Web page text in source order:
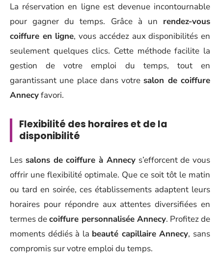
La réservation en ligne est devenue incontournable
pour gagner du temps. Grâce à un rendez-vous
coiffure en ligne, vous accédez aux disponibilités en
seulement quelques clics. Cette méthode facilite la
gestion de votre emploi du temps, tout en
garantissant une place dans votre salon de coiffure
Annecyfavori.
Flexibilité des horaires et de la
disponibilité
Les salons de coiffure à Annecys’efforcent de vous
offrir une flexibilité optimale. Que ce soit tôt le matin
ou tard en soirée, ces établissements adaptent leurs
horaires pour répondre aux attentes diversifiées en
termes decoiffure personnalisée Annecy. Profitez de
moments dédiés à la beauté capillaire Annecy, sans
compromis sur votre emploi du temps.